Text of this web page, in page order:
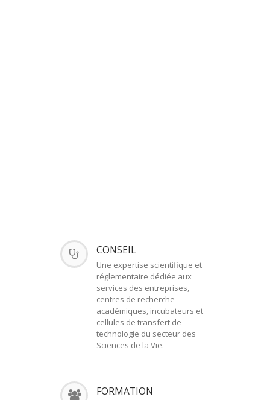
CONSEIL
Une expertise scientifique et
réglementaire dédiée aux
services des entreprises,
centres de recherche
académiques, incubateurs et
cellules de transfert de
technologie du secteur des
Sciences de la Vie.
FORMATION